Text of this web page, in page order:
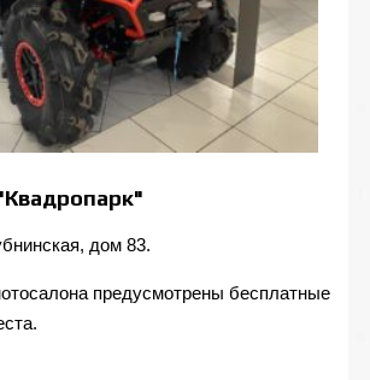
дом 83.
предусмотрены бесплатные